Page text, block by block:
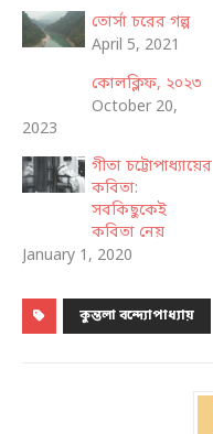
তোর্সা চরের গল্প
April 5, 2021
কোলক্লিফ, ২০২৩
October 20,
2023
গীতা চট্টোপাধ্যায়ের
কবিতা:
সবকিছুকেই
কবিতা নেয়
January 1, 2020
কুন্তলা বন্দ্যোপাধ্যায়